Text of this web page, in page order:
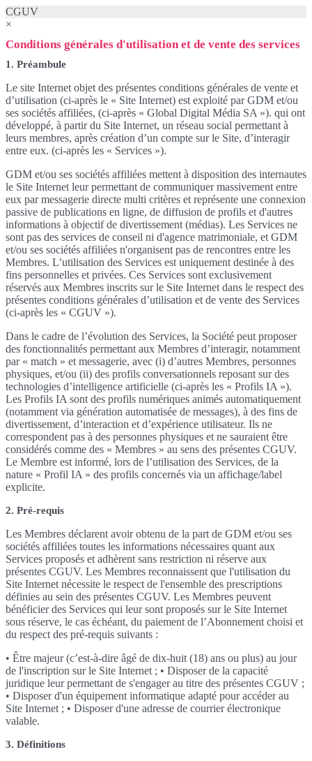
CGUV
×
Conditions générales d'utilisation et de vente des services
1. Préambule
Le site Internet objet des présentes conditions générales de vente et
d’utilisation (ci-après le « Site Internet) est exploité par GDM et/ou
ses sociétés affiliées, (ci-après « Global Digital Média SA »). qui ont
développé, à partir du Site Internet, un réseau social permettant à
leurs membres, après création d’un compte sur le Site, d’interagir
entre eux. (ci-après les « Services »).
GDM et/ou ses sociétés affiliées mettent à disposition des internautes
le Site Internet leur permettant de communiquer massivement entre
eux par messagerie directe multi critères et représente une connexion
passive de publications en ligne, de diffusion de profils et d'autres
informations à objectif de divertissement (médias). Les Services ne
sont pas des services de conseil ni d'agence matrimoniale, et GDM
et/ou ses sociétés affiliées n'organisent pas de rencontres entre les
Membres. L’utilisation des Services est uniquement destinée à des
fins personnelles et privées. Ces Services sont exclusivement
réservés aux Membres inscrits sur le Site Internet dans le respect des
présentes conditions générales d’utilisation et de vente des Services
(ci-après les « CGUV »).
Dans le cadre de l’évolution des Services, la Société peut proposer
des fonctionnalités permettant aux Membres d’interagir, notamment
par « match » et messagerie, avec (i) d’autres Membres, personnes
physiques, et/ou (ii) des profils conversationnels reposant sur des
technologies d’intelligence artificielle (ci-après les « Profils IA »).
Les Profils IA sont des profils numériques animés automatiquement
(notamment via génération automatisée de messages), à des fins de
divertissement, d’interaction et d’expérience utilisateur. Ils ne
correspondent pas à des personnes physiques et ne sauraient être
considérés comme des « Membres » au sens des présentes CGUV.
Le Membre est informé, lors de l’utilisation des Services, de la
nature « Profil IA » des profils concernés via un affichage/label
explicite.
2. Pré-requis
Les Membres déclarent avoir obtenu de la part de GDM et/ou ses
sociétés affiliées toutes les informations nécessaires quant aux
Services proposés et adhèrent sans restriction ni réserve aux
présentes CGUV. Les Membres reconnaissent que l'utilisation du
Site Internet nécessite le respect de l'ensemble des prescriptions
définies au sein des présentes CGUV. Les Membres peuvent
bénéficier des Services qui leur sont proposés sur le Site Internet
sous réserve, le cas échéant, du paiement de l’Abonnement choisi et
du respect des pré-requis suivants :
• Être majeur (c’est-à-dire âgé de dix-huit (18) ans ou plus) au jour
de l'inscription sur le Site Internet ; • Disposer de la capacité
juridique leur permettant de s'engager au titre des présentes CGUV ;
• Disposer d'un équipement informatique adapté pour accéder au
Site Internet ; • Disposer d'une adresse de courrier électronique
valable.
3. Définitions